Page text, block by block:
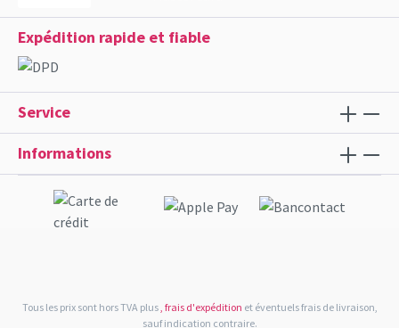
Expédition rapide et fiable
Service
Informations
Tous les prix sont hors TVA plus, frais d'expédition et éventuels frais de livraison,
sauf indication contraire.